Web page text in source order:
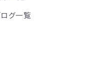
グ一覧